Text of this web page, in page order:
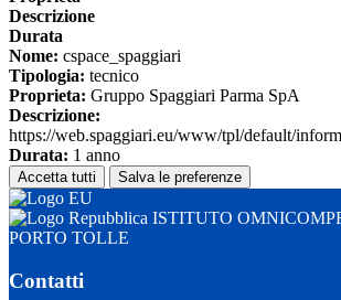
Descrizione
Durata
Nome: cspace_spaggiari
Tipologia: tecnico
Proprieta: Gruppo Spaggiari Parma SpA
Descrizione:
https://web.spaggiari.eu/www/tpl/default/
Durata: 1 anno
Accetta tutti Salva le preferenze
ISTITUTO
PORTO TOLLE
Contatti